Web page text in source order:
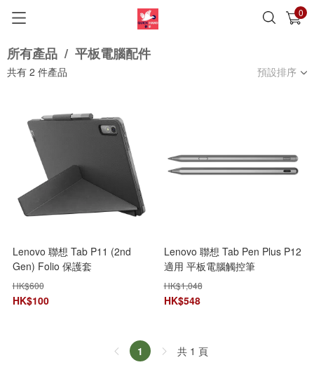
0
已加入購物車 查看
所有產品 / 平板電腦配件
共有 2 件產品 預設排序
Lenovo 聯想 Tab P11 (2nd
Gen) Folio 保護套
ZG38C04536
HK$600
HK$100
Lenovo 聯想 Tab Pen Plus P12
適用 平板電腦觸控筆
ZG38C05190
HK$1,048
HK$548
1 共 1 頁